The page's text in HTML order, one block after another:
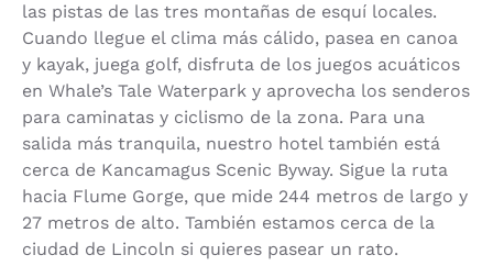
las pistas de las tres montañas de esquí locales.
Cuando llegue el clima más cálido, pasea en canoa
y kayak, juega golf, disfruta de los juegos acuáticos
en Whale’s Tale Waterpark y aprovecha los senderos
para caminatas y ciclismo de la zona. Para una
salida más tranquila, nuestro hotel también está
cerca de Kancamagus Scenic Byway. Sigue la ruta
hacia Flume Gorge, que mide 244 metros de largo y
27 metros de alto. También estamos cerca de la
ciudad de Lincoln si quieres pasear un rato.